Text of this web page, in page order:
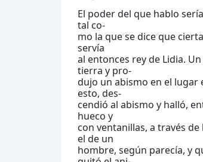
El poder del que hablo
tal co-
mo la que se dice que
servía
al entonces rey de Lidia.
tierra y pro-
dujo un abismo en el lugar
esto, des-
cendió al abismo y halló,
hueco y
con ventanillas, a través
el de un
hombre, según parecía, y